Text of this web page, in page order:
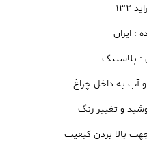
: ایران
پلاستیک
و آب به داخل چراغ
و تغییر رنگ
بالا بردن کیفیت